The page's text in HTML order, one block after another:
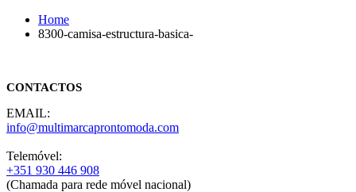
Home
8300-camisa-estructura-basica-
CONTACTOS
EMAIL:
info@multimarcaprontomoda.com
Telemóvel:
+351 930 446 908
(Chamada para rede móvel nacional)